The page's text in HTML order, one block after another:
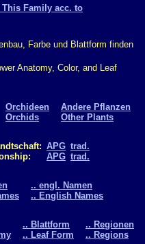
This Family acc. to
Farbe und Blattform finden
Anatomy, Color, and Leaf
Orchideen
Orchids
Andere Pflanzen
Other Plants
APG
APG
trad.
trad.
.. engl. Namen
.. English Names
.. Blattform
.. Leaf Form
.. Regionen
.. Regions